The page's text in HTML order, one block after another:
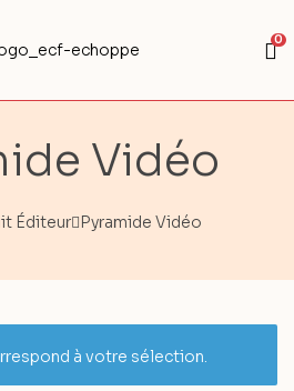
0
Vidéo
Éditeur Pyramide Vidéo
à votre sélection.